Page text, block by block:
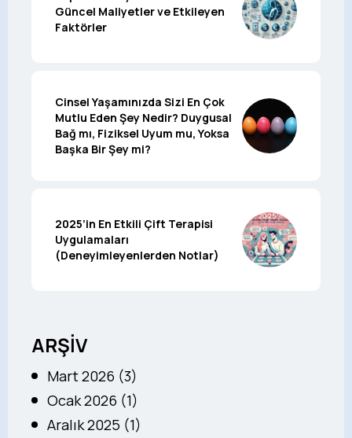
Güncel Maliyetler ve Etkileyen
Faktörler
Cinsel Yaşamınızda Sizi En Çok
Mutlu Eden Şey Nedir? Duygusal
Bağ mı, Fiziksel Uyum mu, Yoksa
Başka Bir Şey mi?
2025’in En Etkili Çift Terapisi
Uygulamaları
(Deneyimleyenlerden Notlar)
ARŞİV
Mart 2026 (3)
Ocak 2026 (1)
Aralık 2025 (1)